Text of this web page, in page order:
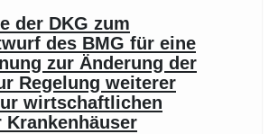
der DKG zum
des BMG für eine
zur Änderung der
Regelung weiterer
wirtschaftlichen
Krankenhäuser